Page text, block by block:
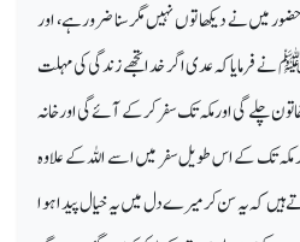
میں نے دیکھا تو ں نہیں مگر سنا ضرور ہے، اور
فرمایا کہ عدی اگر خدا تجھے زندگی کی مہلت
چلے گی اور مکہ تک سفر کر کے آئے گی اور خانہ
مکہ تک کے اس طویل سفر میں اسے اللہ کے علاوہ
ہیں کہ یہ سن کر میرے دل میں یہ خیال پیدا ہوا